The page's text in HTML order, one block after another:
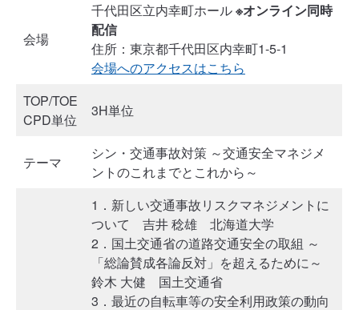
会場
千代田区立内幸町ホール※オンライン同時
配信
住所：東京都千代田区内幸町1-5-1
会場へのアクセスはこちら
TOP/TOE
CPD単位
3H単位
テーマ
シン・交通事故対策 ～交通安全マネジメ
ントのこれまでとこれから～
1．新しい交通事故リスクマネジメントに
ついて 吉井 稔雄 北海道大学
2．国土交通省の道路交通安全の取組 ～
「総論賛成各論反対」を超えるために～
鈴木 大健 国土交通省
3．最近の自転車等の安全利用政策の動向